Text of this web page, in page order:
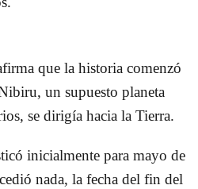
que la historia comenzó
un supuesto planeta
se dirigía hacia la Tierra.
inicialmente para mayo de
nada, la fecha del fin del